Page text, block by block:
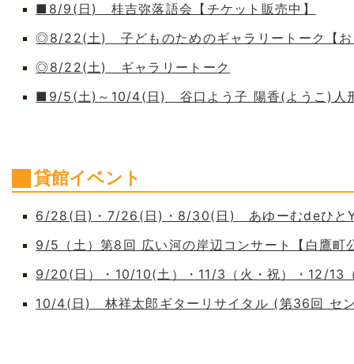
■8/9(日) 桂吉弥落語会【チケット販売中】
◎8/22(土) 子どものためのギャラリートーク【お
◎8/22(土) ギャラリートーク
■9/5(土)～10/4(日) 谷口よう子 陽香(ようこ)人
貸館イベント
6/28(日)・7/26(日)・8/30(日) あゆーむdeひと
9/5（土）第8回 広い河の岸辺コンサート【白鷹町
9/20(日）・10/10(土）・11/3（火・祝）・12/
10/4(日) 林祥太郎ギターリサイタル (第36回 セ